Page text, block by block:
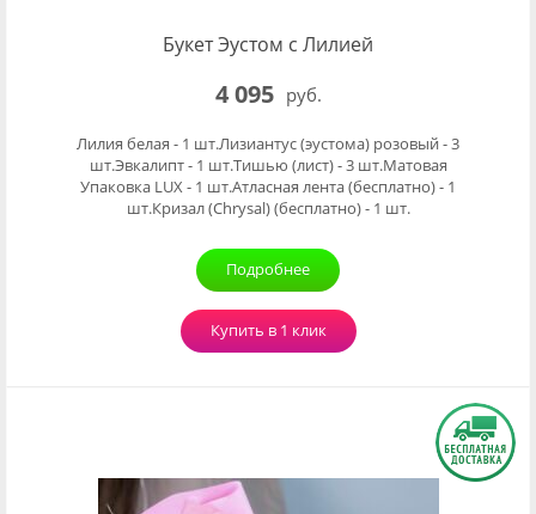
Букет Эустом с Лилией
4 095 руб.
Лилия белая - 1 шт.Лизиантус (эустома) розовый - 3
шт.Эвкалипт - 1 шт.Тишью (лист) - 3 шт.Матовая
Упаковка LUX - 1 шт.Атласная лента (бесплатно) - 1
шт.Кризал (Chrysal) (бесплатно) - 1 шт.
Подробнее
Купить в 1 клик